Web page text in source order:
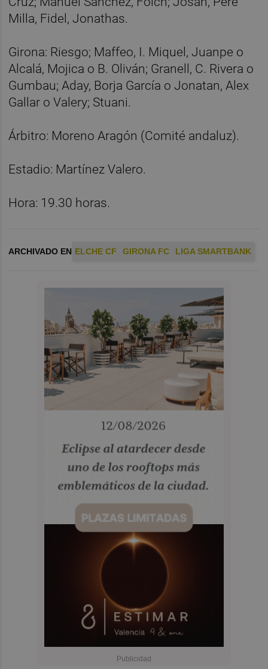
Milla, Fidel, Jonathas.
Girona: Riesgo; Maffeo, I. Miquel, Juanpe o
Alcalá, Mojica o B. Oliván; Granell, C. Rivera o
Gumbau; Aday, Borja García o Jonatan, Alex
Gallar o Valery; Stuani.
Árbitro: Moreno Aragón (Comité andaluz).
Estadio: Martínez Valero.
Hora: 19.30 horas.
ARCHIVADO EN ELCHE CF GIRONA FC LIGA SMARTBANK